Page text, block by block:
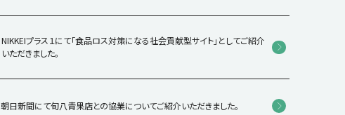
Contact
NIKKEIプラス１にて「食品ロス対策になる社会貢献型サイト」としてご紹介
いただきました。
​朝日新聞にて旬八青果店との協業についてご紹介いただきました。